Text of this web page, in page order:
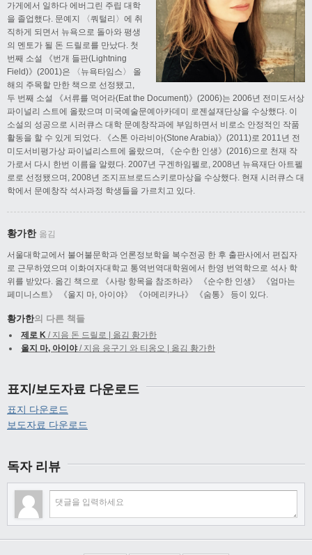
가게에서 일하다 에버그린 주립 대학
을 졸업했다. 문예지 〈쿼털리〉에 취
직하게 되면서 뉴욕으로 돌아와 평생
의 멘토가 될 돈 드릴로를 만났다. 첫
번째 소설 《번개 들판(Lightning
Field)》(2001)은 〈뉴욕타임스〉 올
해의 주목할 만한 책으로 선정됐고,
두 번째 소설 《서류를 먹어라(Eat the Document)》(2006)는 2006년 전미도서상
파이널리 스트에 올랐으며 미국예술문예아카데미 로젠설재단상을 수상했다. 이
소설의 성공으로 시러큐스 대학 문예창작과에 부임하면서 비로소 안정적인 작품
활동을 할 수 있게 되었다. 《스톤 아라비아(Stone Arabia)》(2011)로 2011년 전
미도서비평가상 파이널리스트에 올랐으며, 《순수한 인생》(2016)으로 천재 작
가로서 다시 한번 이름을 알렸다. 2007년 구겐하임펠로, 2008년 뉴욕재단 아트펠
로로 선정됐으며, 2008년 조지프브로드스키로마상을 수상했다. 현재 시러큐스 대
학에서 문예창작 석사과정 학생들을 가르치고 있다.
황가한 옮김
서울대학교에서 불어불문학과 언론정보학을 복수전공 한 후 출판사에서 편집자
로 근무하였으며 이화여자대학교 통역번역대학원에서 한영 번역학으로 석사 학
위를 받았다. 옮긴 책으로 《사랑 항목을 참조하라》 《순수한 인생》 《엄마는
페미니스트》 《울지 마, 아이야》 《아메리카나》 《숨통》 등이 있다.
황가한의 다른 책들
제로 K / 지음 돈 드릴로 | 옮김 황가한
울지 마, 아이야/ 지음 응구기 와 티옹오 | 옮김 황가한
표지/보도자료 다운로드
표지 다운로드
보도자료 다운로드
독자 리뷰